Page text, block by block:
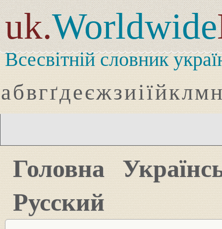
uk.Worldwide
Всесвітній словник
абвгґдеєжзиіїйклмн
Головна
Русский